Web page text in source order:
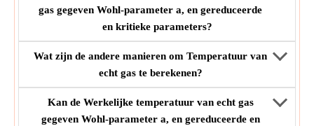
gas gegeven Wohl-parameter a, en gereduceerde
en kritieke parameters?
Wat zijn de andere manieren om Temperatuur van
echt gas te berekenen?
Kan de Werkelijke temperatuur van echt gas
gegeven Wohl-parameter a, en gereduceerde en